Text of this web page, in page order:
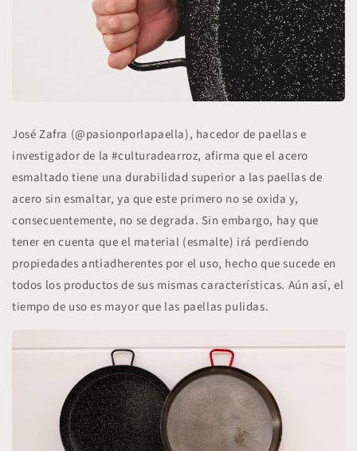
José Zafra (@pasionporlapaella), hacedor de paellas e
investigador de la #culturadearroz, afirma que el acero
esmaltado tiene una durabilidad superior a las paellas de
acero sin esmaltar, ya que este primero no se oxida y,
consecuentemente, no se degrada. Sin embargo, hay que
tener en cuenta que el material (esmalte) irá perdiendo
propiedades antiadherentes por el uso, hecho que sucede en
todos los productos de sus mismas características. Aún así, el
tiempo de uso es mayor que las paellas pulidas.